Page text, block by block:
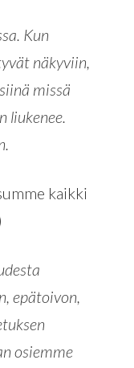
Kun
näkyviin,
missä
liukenee.
kaikki
epätoivon,
osiemme